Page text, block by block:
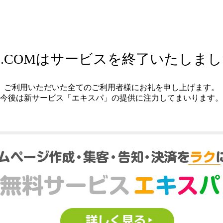
はサービスを終了いたしま
ご利用いただいた全てのご利用者様にお礼を申し上げます。
今後は新サービス「エキスパ」の提供に注力してまいります。